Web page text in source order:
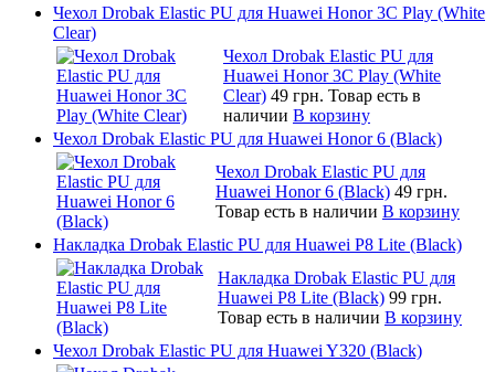
Чехол Drobak Elastic PU для Huawei Honor 3C Play (White
Clear)
Чехол Drobak Elastic PU для
Huawei Honor 3C Play (White
Clear) 49 грн. Товар есть в
наличии В корзину
Чехол Drobak Elastic PU для Huawei Honor 6 (Black)
Чехол Drobak Elastic PU для
Huawei Honor 6 (Black) 49 грн.
Товар есть в наличии В корзину
Накладка Drobak Elastic PU для Huawei P8 Lite (Black)
Накладка Drobak Elastic PU для
Huawei P8 Lite (Black) 99 грн.
Товар есть в наличии В корзину
Чехол Drobak Elastic PU для Huawei Y320 (Black)